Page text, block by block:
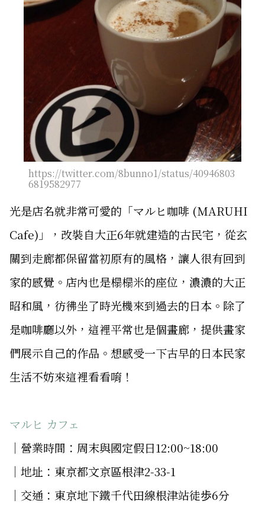
https://twitter.com/8bunno1/status/40946803
6819582977
光是店名就非常可愛的「マルヒ咖啡 (MARUHI
Cafe)」，改裝自大正6年就建造的古民宅，從玄
關到走廊都保留當初原有的風格，讓人很有回到
家的感覺。店內也是榻榻米的座位，濃濃的大正
昭和風，彷彿坐了時光機來到過去的日本。除了
是咖啡廳以外，這裡平常也是個畫廊，提供畫家
們展示自己的作品。想感受一下古早的日本民家
生活不妨來這裡看看唷！
マルヒ カフェ
│營業時間：周末與國定假日12:00~18:00
│地址：東京都文京區根津2-33-1
│交通：東京地下鐵千代田線根津站徒歩6分